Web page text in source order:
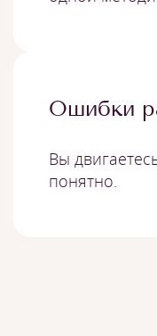
Ошибки
Вы
понятно.